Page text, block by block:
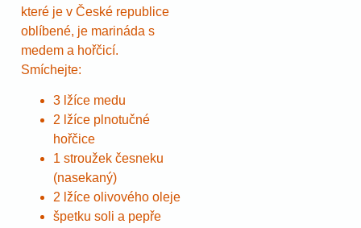
které je v České republice
oblíbené, je marináda s
medem a hořčicí.
Smíchejte:
3 lžíce medu
2 lžíce plnotučné
hořčice
1 stroužek česneku
(nasekaný)
2 lžíce olivového oleje
špetku soli a pepře